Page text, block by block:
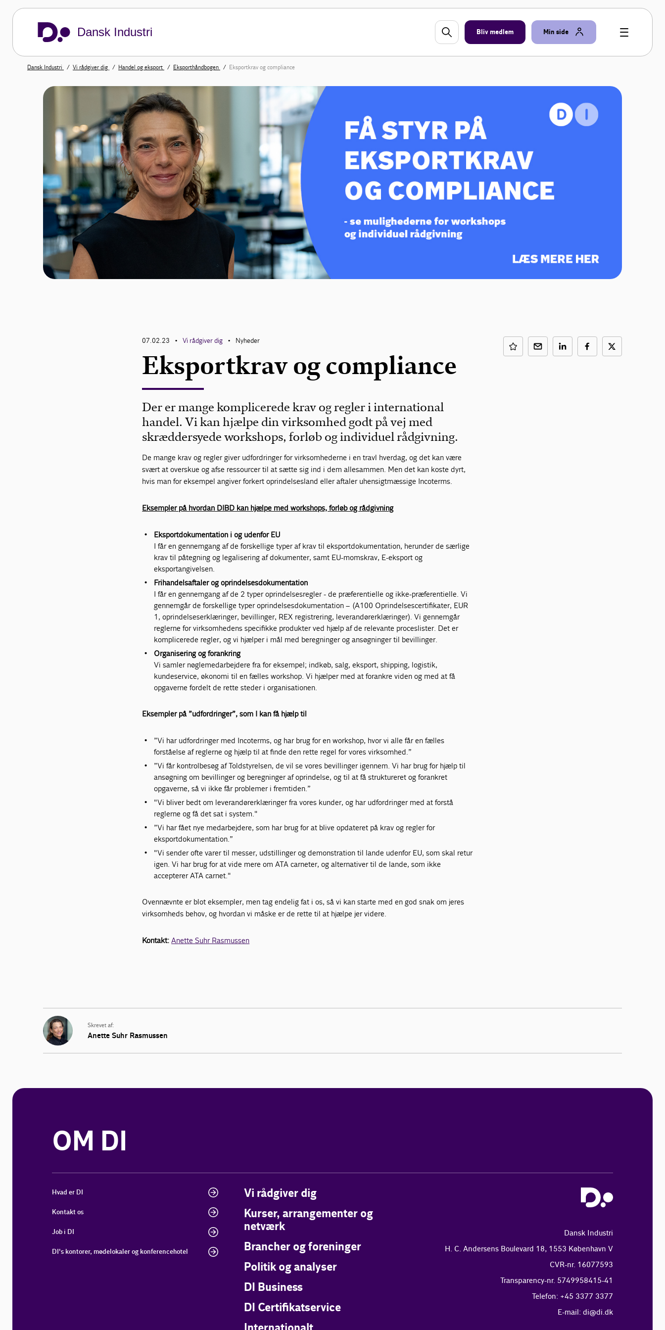
Dansk Industri Bliv medlem Min side
Dansk Industri Vi rådgiver dig Handel og eksport Eksporthåndbogen Eksportkrav og compliance
07.02.23 • Vi rådgiver dig • Nyheder
Eksportkrav og compliance
Der er mange komplicerede krav og regler i international
handel. Vi kan hjælpe din virksomhed godt på vej med
skræddersyede workshops, forløb og individuel rådgivning.
De mange krav og regler giver udfordringer for virksomhederne i en travl hverdag, og det kan være
svært at overskue og afse ressourcer til at sætte sig ind i dem allesammen. Men det kan koste dyrt,
hvis man for eksempel angiver forkert oprindelsesland eller aftaler uhensigtmæssige Incoterms.
Eksempler på hvordan DIBD kan hjælpe med workshops, forløb og rådgivning
Eksportdokumentation i og udenfor EU
I får en gennemgang af de forskellige typer af krav til eksportdokumentation, herunder de særlige
krav til påtegning og legalisering af dokumenter, samt EU-momskrav, E-eksport og
eksportangivelsen.
Frihandelsaftaler og oprindelsesdokumentation
I får en gennemgang af de 2 typer oprindelsesregler - de præferentielle og ikke-præferentielle. Vi
gennemgår de forskellige typer oprindelsesdokumentation – (A100 Oprindelsescertifikater, EUR
1, oprindelseserklæringer, bevillinger, REX registrering, leverandørerklæringer). Vi gennemgår
reglerne for virksomhedens specifikke produkter ved hjælp af de relevante proceslister. Det er
komplicerede regler, og vi hjælper i mål med beregninger og ansøgninger til bevillinger.
Organisering og forankring
Vi samler nøglemedarbejdere fra for eksempel; indkøb, salg, eksport, shipping, logistik,
kundeservice, økonomi til en fælles workshop. Vi hjælper med at forankre viden og med at få
opgaverne fordelt de rette steder i organisationen.
Eksempler på ”udfordringer”, som I kan få hjælp til
”Vi har udfordringer med Incoterms, og har brug for en workshop, hvor vi alle får en fælles
forståelse af reglerne og hjælp til at finde den rette regel for vores virksomhed.”
”Vi får kontrolbesøg af Toldstyrelsen, de vil se vores bevillinger igennem. Vi har brug for hjælp til
ansøgning om bevillinger og beregninger af oprindelse, og til at få struktureret og forankret
opgaverne, så vi ikke får problemer i fremtiden.”
"Vi bliver bedt om leverandørerklæringer fra vores kunder, og har udfordringer med at forstå
reglerne og få det sat i system."
”Vi har fået nye medarbejdere, som har brug for at blive opdateret på krav og regler for
eksportdokumentation.”
"Vi sender ofte varer til messer, udstillinger og demonstration til lande udenfor EU, som skal retur
igen. Vi har brug for at vide mere om ATA carneter, og alternativer til de lande, som ikke
accepterer ATA carnet."
Ovennævnte er blot eksempler, men tag endelig fat i os, så vi kan starte med en god snak om jeres
virksomheds behov, og hvordan vi måske er de rette til at hjælpe jer videre.
Kontakt: Anette Suhr Rasmussen
Skrevet af:
Anette Suhr Rasmussen
OM DI
Hvad er DI
Kontakt os
Job i DI
DI's kontorer, mødelokaler og konferencehotel
Vi rådgiver dig
Kurser, arrangementer og
netværk
Brancher og foreninger
Politik og analyser
DI Business
DI Certifikatservice
Dansk Industri
H. C. Andersens Boulevard 18, 1553 København V
CVR-nr. 16077593
Transparency-nr. 5749958415-41
Telefon: +45 3377 3377
E-mail: di@di.dk